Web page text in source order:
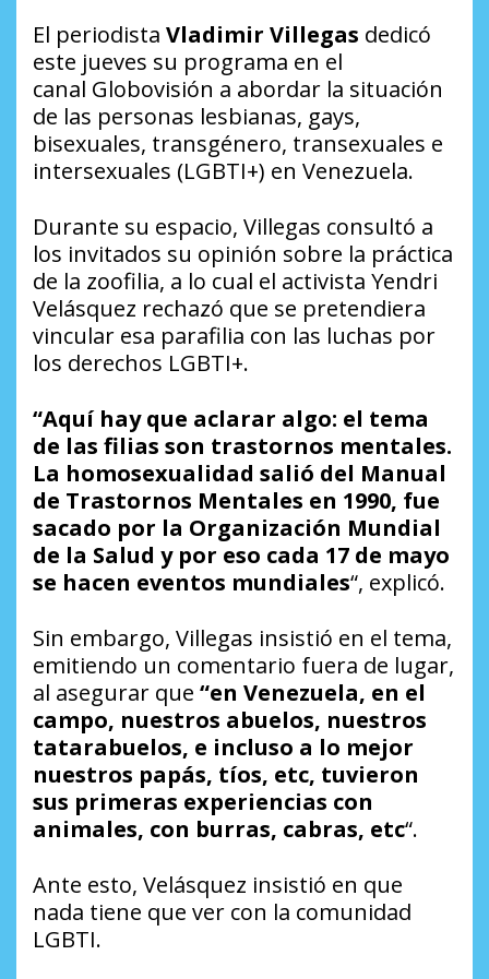
El periodista Vladimir Villegas dedicó
este jueves su programa en el
canal Globovisión a abordar la situación
de las personas lesbianas, gays,
bisexuales, transgénero, transexuales e
intersexuales (LGBTI+) en Venezuela.
Durante su espacio, Villegas consultó a
los invitados su opinión sobre la práctica
de la zoofilia, a lo cual el activista Yendri
Velásquez rechazó que se pretendiera
vincular esa parafilia con las luchas por
los derechos LGBTI+.
“Aquí hay que aclarar algo: el tema
de las filias son trastornos mentales.
La homosexualidad salió del Manual
de Trastornos Mentales en 1990, fue
sacado por la Organización Mundial
de la Salud y por eso cada 17 de mayo
se hacen eventos mundiales“, explicó.
Sin embargo, Villegas insistió en el tema,
emitiendo un comentario fuera de lugar,
al asegurar que “en Venezuela, en el
campo, nuestros abuelos, nuestros
tatarabuelos, e incluso a lo mejor
nuestros papás, tíos, etc, tuvieron
sus primeras experiencias con
animales, con burras, cabras, etc“.
Ante esto, Velásquez insistió en que
nada tiene que ver con la comunidad
LGBTI.